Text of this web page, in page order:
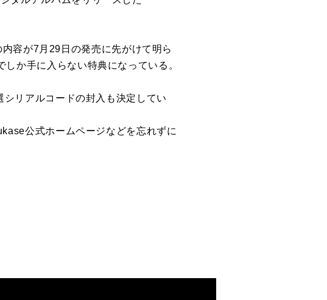
容が7月29日の発売に先がけて明ら
か手に入らない特典になっている。
リアルコードの封入も決定してい
公式ホームページなどを忘れずに